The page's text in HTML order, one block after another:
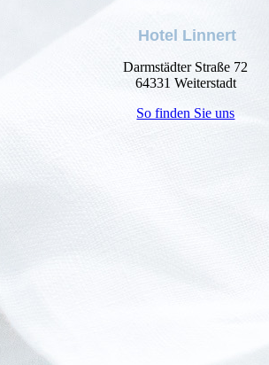
Hotel Linnert
Darmstädter Straße 72
64331 Weiterstadt
So finden Sie uns